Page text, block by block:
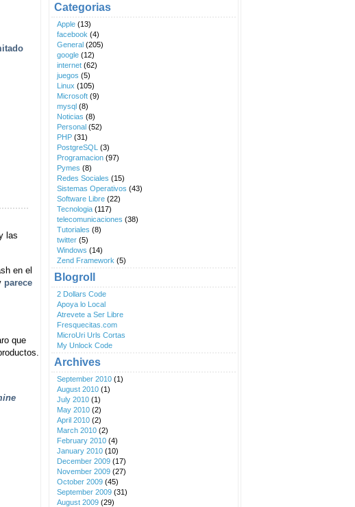
las
en el
parece
que
Categorias
Apple(13)
facebook (4)
General(205)
google(12)
internet(62)
juegos (5)
Linux (105)
Microsoft(9)
mysql(8)
Noticias (8)
Personal(52)
PHP(31)
PostgreSQL (3)
Programacion(97)
Pymes (8)
Redes Sociales (15)
Sistemas Operativos (43)
Software Libre(22)
Tecnologia(117)
telecomunicaciones (38)
Tutoriales (8)
twitter(5)
Windows (14)
Zend Framework (5)
Blogroll
2 Dollars Code
Apoya lo Local
Atrevete a Ser Libre
Fresquecitas.com
MicroUri Urls Cortas
My Unlock Code
Archives
September 2010(1)
August 2010(1)
July 2010(1)
May 2010(2)
April 2010(2)
March 2010(2)
February 2010(4)
January 2010(10)
December 2009(17)
November 2009(27)
October 2009(45)
September 2009(31)
August 2009(29)